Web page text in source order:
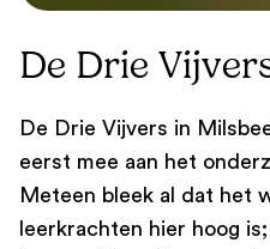
De Drie
De Drie Vijvers in
eerst mee aan het
Meteen bleek al dat het
leerkrachten hier hoog